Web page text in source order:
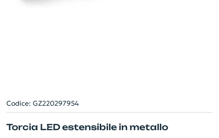
Codice: GZ220297954
Torcia LED estensibile in metallo